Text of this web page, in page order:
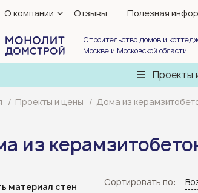
О компании Отзывы Полезная
Строительство домов и
Москве и Московской области
Проекты
Проекты и цены Дома из
из
материал стен Сортировать по: